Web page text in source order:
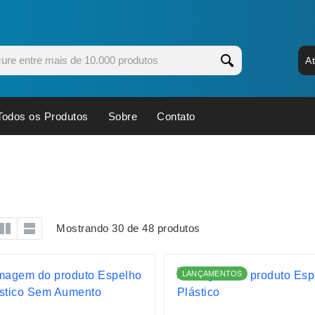
Executivos
Espelhos
Esporte e Jogos
Kit Queijo
os Produtos Sobre Contato
Mostrando 30 de 48 produtos
LANÇAMENTOS